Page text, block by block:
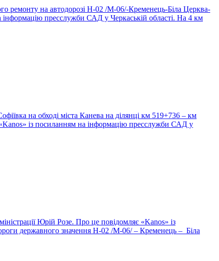
ремонту на автодорозі Н-02 /М-06/-Кременець-Біла Церква-
інформацію пресслужби САД у Черкаській області. На 4 км
на обході міста Канева на ділянці км 519+736 – км
із посиланням на інформацію пресслужби САД у
Юрій Розе. Про це повідомляє «Kanos» із
державного значення Н-02 /М-06/ – Кременець – Біла